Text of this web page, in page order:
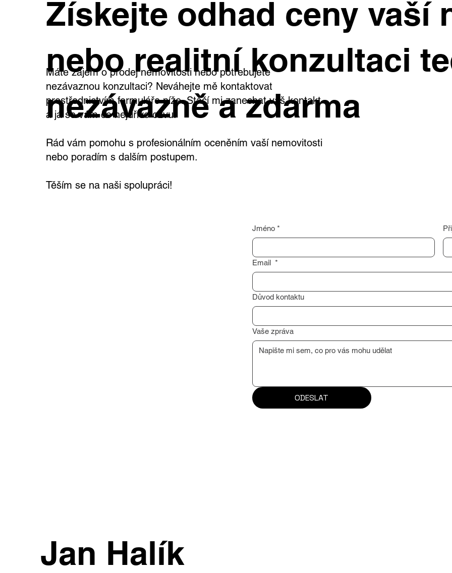
Získejte odhad ceny vaší
nebo realitní konzultaci
nezávazně a zdarma
Máte zájem o prodej nemovitosti nebo potřebujete
nezávaznou konzultaci? Neváhejte mě kontaktovat
prostřednictvím formuláře níže. Stačí mi zanechat váš kontakt
a já se vám co nejdříve ozvu.
Rád vám pomohu s profesionálním oceněním vaší nemovitosti
nebo poradím s dalším postupem.
Těším se na naši spolupráci!
Jméno *
Email *
Důvod kontaktu
Vaše zpráva
ODESLAT
Jan Halík